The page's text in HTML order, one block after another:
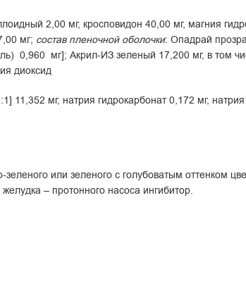
2,00 мг, кросповидон 40,00 мг, магния
мг; состав пленочной оболочки: Опадрай
0,960 мг]; Акрил-ИЗ зеленый 17,200 мг, в том
диоксид
мг, натрия гидрокарбонат 0,172 мг,
или зеленого с голубоватым оттенком
– протонного насоса ингибитор.